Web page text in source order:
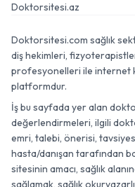
Doktorsitesi.az
Doktorsitesi.com sağlık
diş hekimleri,
profesyonelleri ile internet
platformdur.
İş bu sayfada yer alan
değerlendirmeleri, ilgili
emri, talebi, önerisi,
hasta/danışan tarafından
sitesinin amacı, sağlık
sağlamak, sağlık